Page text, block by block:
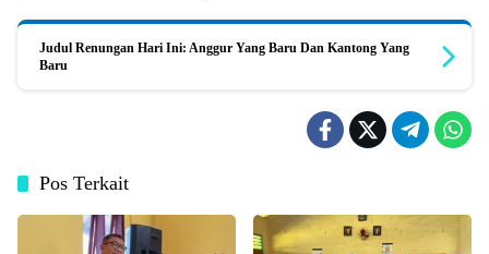
Judul Renungan Hari Ini: Anggur Yang Baru Dan Kantong Yang
Baru
Pos Terkait